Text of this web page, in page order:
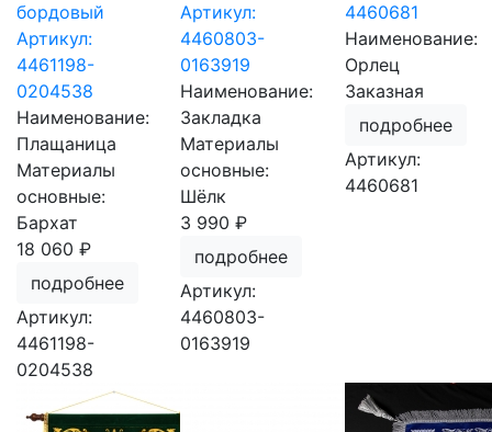
бордовый
Артикул:
4461198-
0204538
Наименование:
Плащаница
Материалы
основные:
Бархат
18 060 ₽
подробнее
Артикул:
4461198-
0204538
Артикул:
4460803-
0163919
Наименование:
Закладка
Материалы
основные:
Шёлк
3 990 ₽
подробнее
Артикул:
4460803-
0163919
4460681
Наименование:
Орлец
Заказная
подробнее
Артикул:
4460681